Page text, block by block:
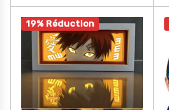
19% Réduction